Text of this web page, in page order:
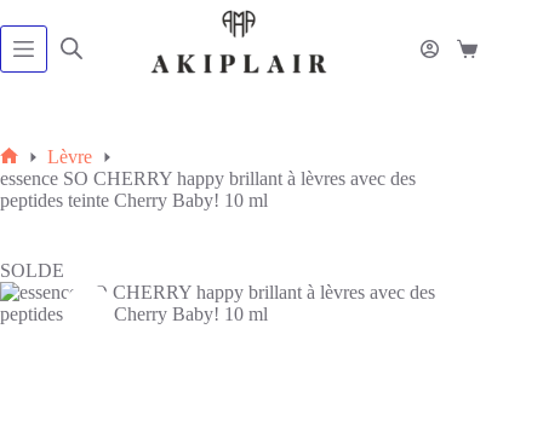
au
contenu
Panier
Accueil
Lèvre
essence SO CHERRY happy brillant à lèvres avec des
peptides teinte Cherry Baby! 10 ml
SOLDE